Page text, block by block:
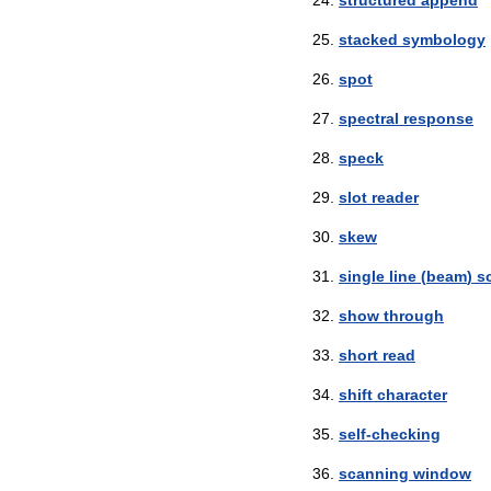
stacked symbology
spot
spectral response
speck
slot reader
skew
single line (beam)
show through
short read
shift character
self-checking
scanning window